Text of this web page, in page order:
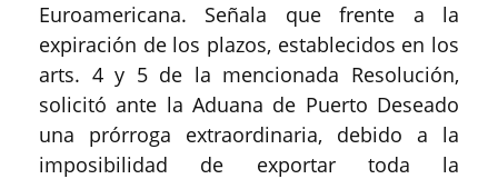
Euroamericana. Señala que frente a la
expiración de los plazos, establecidos en los
arts. 4 y 5 de la mencionada Resolución,
solicitó ante la Aduana de Puerto Deseado
una prórroga extraordinaria, debido a la
imposibilidad de exportar toda la